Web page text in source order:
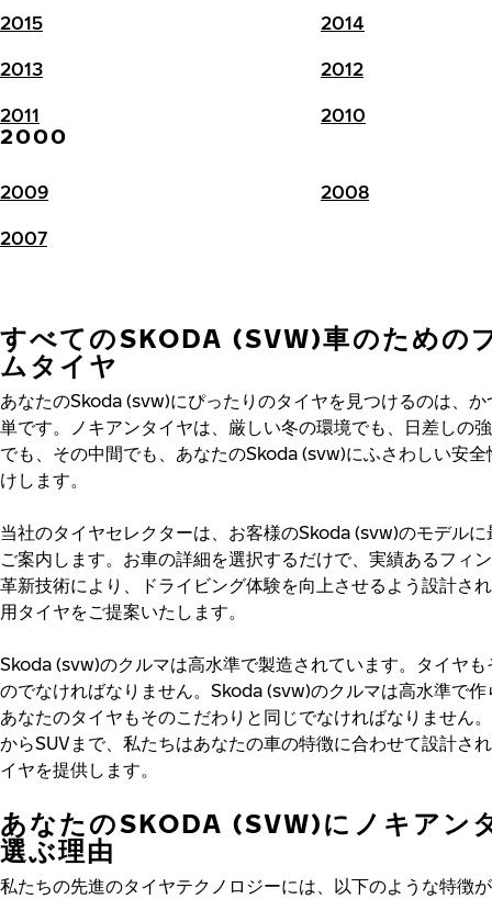
2015 2014
2013 2012
2011 2010
2000
2009 2008
2007
すべてのSKODA (SVW)車のための
ムタイヤ
あなたのSkoda (svw)にぴったりのタイヤを見つけるのは、
単です。ノキアンタイヤは、厳しい冬の環境でも、日差しの
でも、その中間でも、あなたのSkoda (svw)にふさわしい安
けします。
当社のタイヤセレクターは、お客様のSkoda (svw)のモデル
ご案内します。お車の詳細を選択するだけで、実績あるフィ
革新技術により、ドライビング体験を向上させるよう設計さ
用タイヤをご提案いたします。
Skoda (svw)のクルマは高水準で製造されています。タイヤ
のでなければなりません。Skoda (svw)のクルマは高水準で
あなたのタイヤもそのこだわりと同じでなければなりません
からSUVまで、私たちはあなたの車の特徴に合わせて設計さ
イヤを提供します。
あなたのSKODA (SVW)にノキアン
選ぶ理由
私たちの先進のタイヤテクノロジーには、以下のような特徴